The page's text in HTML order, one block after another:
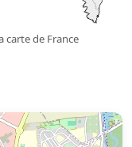
carte de France